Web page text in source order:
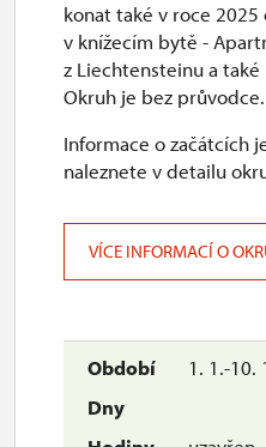
1. 1.-10.
konat také v roce
v knížecím bytě -
z Liechtensteinu a
Okruh je bez průvodce.
Informace o začátcích
naleznete v detailu
VÍCE INFORMACÍ O